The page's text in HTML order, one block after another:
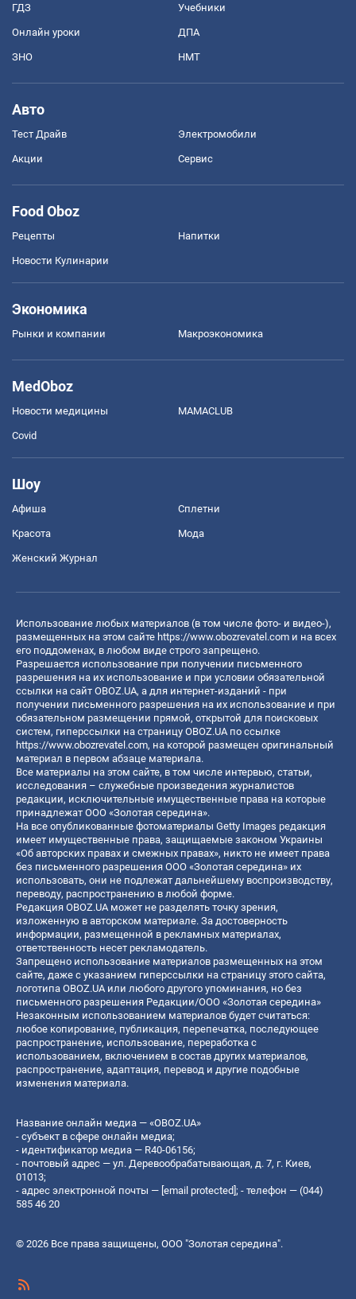
ГДЗ Учебники
Онлайн уроки ДПА
ЗНО НМТ
Авто
Тест Драйв Электромобили
Акции Сервис
Food Oboz
Рецепты Напитки
Новости Кулинарии
Экономика
Рынки и компании Mакроэкономика
MedOboz
Новости медицины MAMACLUB
Covid
Шоу
Афиша Сплетни
Красота Мода
Женский Журнал
Использование любых материалов (в том числе фото- и видео-),
размещенных на этом сайте https://www.obozrevatel.com и на всех
его поддоменах, в любом виде строго запрещено.
Разрешается использование при получении письменного
разрешения на их использование и при условии обязательной
ссылки на сайт OBOZ.UA, а для интернет-изданий - при
получении письменного разрешения на их использование и при
обязательном размещении прямой, открытой для поисковых
систем, гиперссылки на страницу OBOZ.UA по ссылке
https://www.obozrevatel.com, на которой размещен оригинальный
материал в первом абзаце материала.
Все материалы на этом сайте, в том числе интервью, статьи,
исследования – служебные произведения журналистов
редакции, исключительные имущественные права на которые
принадлежат ООО «Золотая середина».
На все опубликованные фотоматериалы Getty Images редакция
имеет имущественные права, защищаемые законом Украины
«Об авторских правах и смежных правах», никто не имеет права
без письменного разрешения ООО «Золотая середина» их
использовать, они не подлежат дальнейшему воспроизводству,
переводу, распространению в любой форме.
Редакция OBOZ.UA может не разделять точку зрения,
изложенную в авторском материале. За достоверность
информации, размещенной в рекламных материалах,
ответственность несет рекламодатель.
Запрещено использование материалов размещенных на этом
сайте, даже с указанием гиперссылки на страницу этого сайта,
логотипа OBOZ.UA или любого другого упоминания, но без
письменного разрешения Редакции/ООО «Золотая середина»
Незаконным использованием материалов будет считаться:
любое копирование, публикация, перепечатка, последующее
распространение, использование, переработка с
использованием, включением в состав других материалов,
распространение, адаптация, перевод и другие подобные
изменения материала.
Название онлайн медиа — «OBOZ.UA»
- субъект в сфере онлайн медиа;
- идентификатор медиа — R40-06156;
- почтовый адрес — ул. Деревообрабатывающая, д. 7, г. Киев,
01013;
- адрес электронной почты — [email protected]; - телефон — (044)
585 46 20
© 2026 Все права защищены, ООО "Золотая середина".